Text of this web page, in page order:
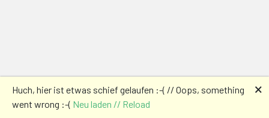
Huch, hier ist etwas schief gelaufen :-( // Oops, something
went wrong :-( Neu laden // Reload
🗙